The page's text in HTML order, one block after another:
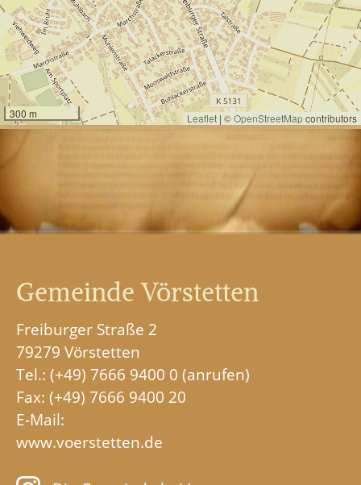
Gemeinde Vörstetten
Freiburger Straße 2
79279 Vörstetten
Tel.: (+49) 7666 9400 0
Fax: (+49) 7666 9400 20
E-Mail:
www.voerstetten.de